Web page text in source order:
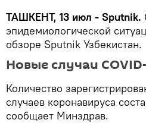
ТАШКЕНТ, 13 июл - Sputnik.
эпидемиологической
обзоре Sputnik Узбекистан.
Новые случаи
Количество
случаев коронавируса
сообщает Минздрав.